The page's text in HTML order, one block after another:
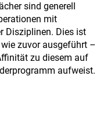
sind generell
mit
Disziplinen. Dies ist
zuvor ausgeführt –
zu diesem auf
aufweist.